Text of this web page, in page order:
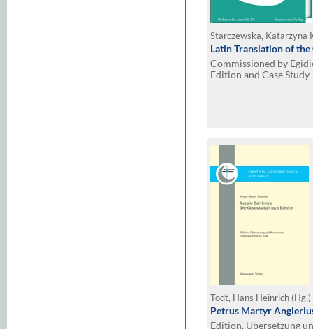
Starczewska, Katarzyna
Latin Translation of
Commissioned by
Edition and Case Study
Todt, Hans Heinrich (Hg.)
Petrus Martyr
Edition, Übersetzung